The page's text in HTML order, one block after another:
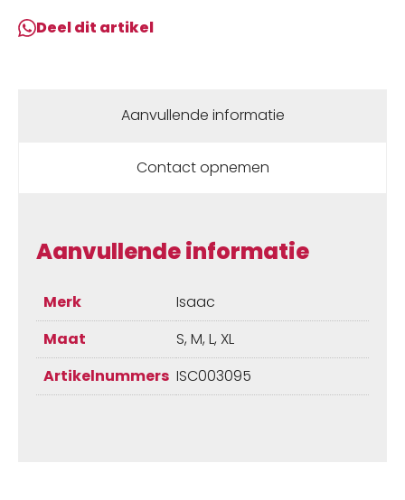
aantal
Deel dit artikel
Aanvullende informatie
Contact opnemen
Aanvullende informatie
Merk
Isaac
Maat
S, M, L, XL
Artikelnummers ISC003095